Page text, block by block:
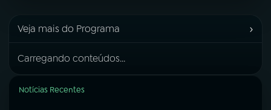
Veja mais do Programa ›
Carregando conteúdos...
Notícias Recentes